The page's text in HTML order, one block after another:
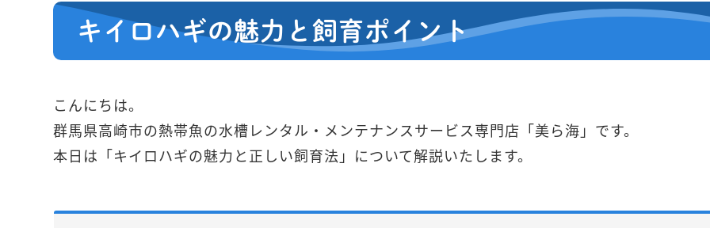
キイロハギの魅力と飼育ポイント
こんにちは。
群馬県高崎市の熱帯魚の水槽レンタル・メンテナンスサービス専門店「美ら海」です。
本日は「キイロハギの魅力と正しい飼育法」について解説いたします。